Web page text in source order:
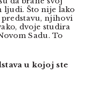
ljudi. Što nije lako
njihovi
dvoje studira
Sadu. To
u kojoj ste